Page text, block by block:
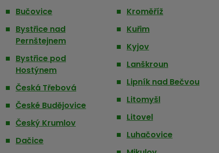
Bučovice
Bystřice nad
Pernštejnem
Bystřice pod
Hostýnem
Česká Třebová
České Budějovice
Český Krumlov
Dačice
Kroměříž
Kuřim
Kyjov
Lanškroun
Lipník nad Bečvou
Litomyšl
Litovel
Luhačovice